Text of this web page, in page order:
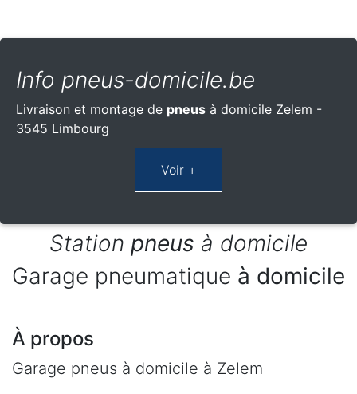
Info pneus-domicile.be
Livraison et montage de pneus à domicile Zelem -
3545 Limbourg
Station pneus à domicile
Garage pneumatique à domicile
À propos
Garage pneus à domicile à Zelem